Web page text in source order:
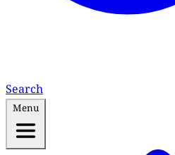
Search
Menu